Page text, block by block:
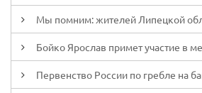
Мы помним: жителей Липецкой
Бойко Ярослав примет участие в
Первенство России по гребле на